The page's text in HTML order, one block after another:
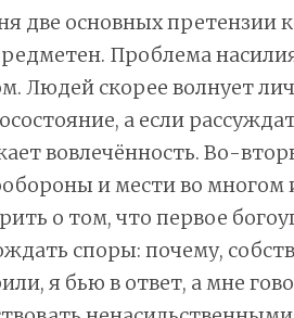
две основных претензии
Проблема
Людей скорее волнует
а если
вовлечённость. Во-
и мести во многом
о том, что первое
споры: почему,
я бью в ответ, а мне